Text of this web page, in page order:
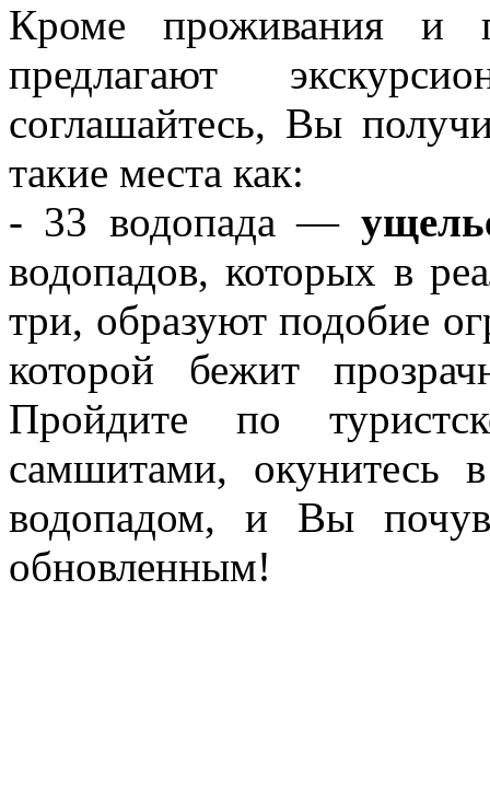
Кроме проживания и
предлагают
соглашайтесь, Вы
такие места как:
- 33 водопада —
водопадов, которых в
три, образуют подобие
которой бежит
Пройдите по
самшитами, окунитесь
водопадом, и Вы
обновленным!